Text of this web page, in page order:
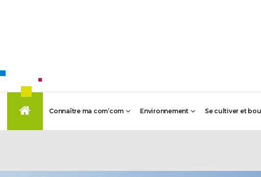
Connaître ma com’com Environnement Se cultiver et